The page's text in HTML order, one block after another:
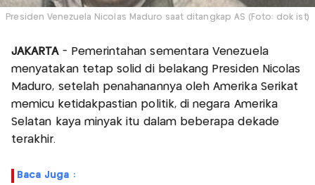
Presiden Venezuela Nicolas Maduro saat ditangkap AS (Foto: dok ist)
JAKARTA- Pemerintahan sementara Venezuela
menyatakan tetap solid di belakang Presiden Nicolas
Maduro, setelah penahanannya oleh Amerika Serikat
memicu ketidakpastian politik, di negara Amerika
Selatan kaya minyak itu dalam beberapa dekade
terakhir.
Baca Juga :